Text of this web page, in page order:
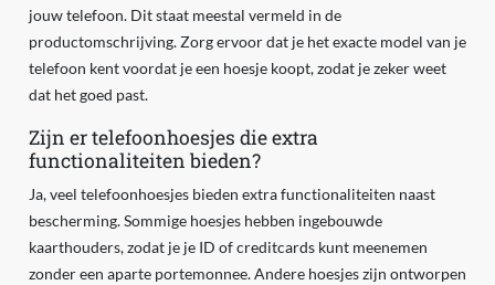
jouw telefoon. Dit staat meestal vermeld in de
productomschrijving. Zorg ervoor dat je het exacte model van je
telefoon kent voordat je een hoesje koopt, zodat je zeker weet
dat het goed past.
Zijn er telefoonhoesjes die extra
functionaliteiten bieden?
Ja, veel telefoonhoesjes bieden extra functionaliteiten naast
bescherming. Sommige hoesjes hebben ingebouwde
kaarthouders, zodat je je ID of creditcards kunt meenemen
zonder een aparte portemonnee. Andere hoesjes zijn ontworpen